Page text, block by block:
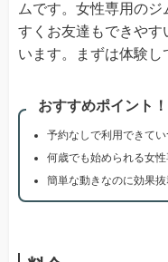
ムです。女性専用の
すくお友達もできやす
います。まずは体験し
おすすめポイント！
予約なしで利用できて
何歳でも始められる女
簡単な動きなのに効果